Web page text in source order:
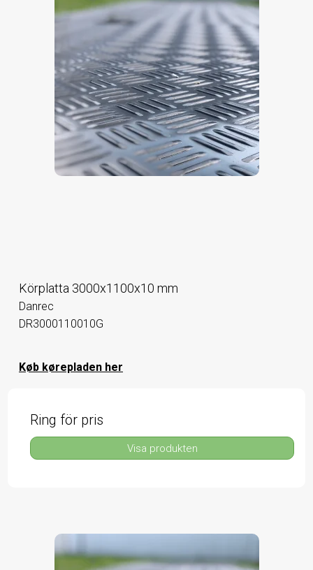
Körplatta 3000x1100x10 mm
Danrec
DR3000110010G
Køb kørepladen her
Ring för pris
Visa produkten